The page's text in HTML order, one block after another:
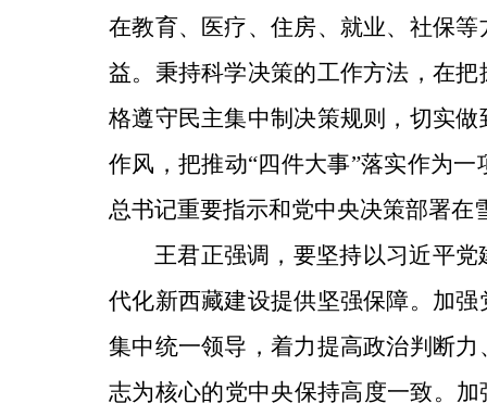
在教育、医疗、住房、就业、社保
益。秉持科学决策的工作方法，在
格遵守民主集中制决策规则，切实
作风，把推动“四件大事”落实作为
总书记重要指示和党中央决策部署在
王君正强调，要坚持以习近平
代化新西藏建设提供坚强保障。加
集中统一领导，着力提高政治判断
志为核心的党中央保持高度一致。